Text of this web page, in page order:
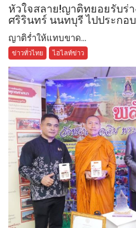
หัวใจสลาย!ญาติทยอยรับร่า
ศริรินทร์ นนทบุรี ไปประกอ
ญาติร่ำให้แทบขาด...
ข่าวทั่วไทย ไฮไลท์ข่าว